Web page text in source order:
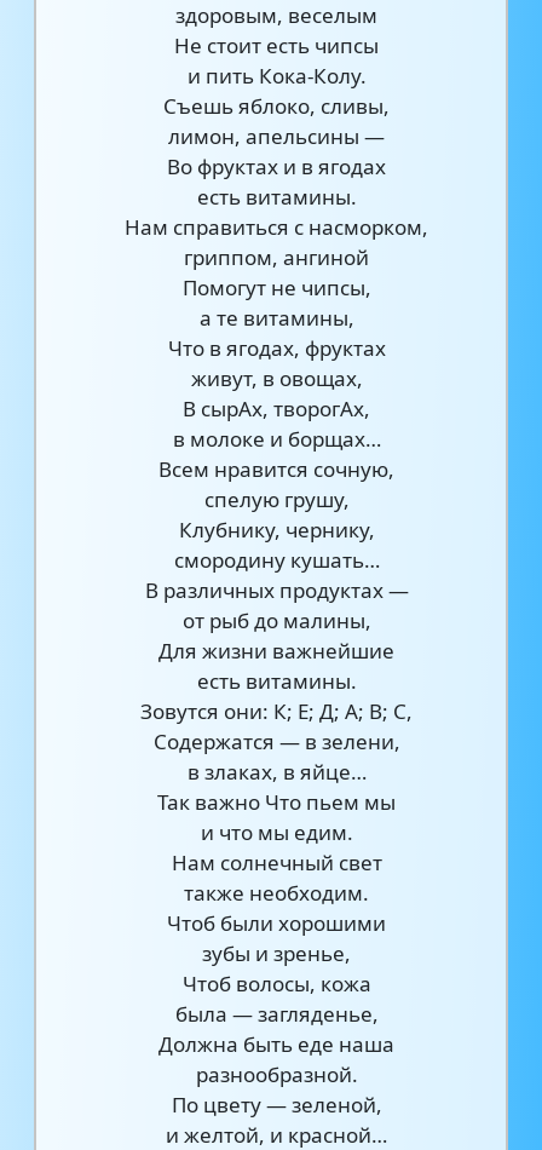
здоровым, веселым
Не стоит есть чипсы
и пить Кока-Колу.
Съешь яблоко, сливы,
лимон, апельсины —
Во фруктах и в ягодах
есть витамины.
Нам справиться с насморком,
гриппом, ангиной
Помогут не чипсы,
а те витамины,
Что в ягодах, фруктах
живут, в овощах,
В сырАх, творогАх,
в молоке и борщах…
Всем нравится сочную,
спелую грушу,
Клубнику, чернику,
смородину кушать…
В различных продуктах —
от рыб до малины,
Для жизни важнейшие
есть витамины.
Зовутся они: К; Е; Д; А; В; С,
Содержатся — в зелени,
в злаках, в яйце…
Так важно Что пьем мы
и что мы едим.
Нам солнечный свет
также необходим.
Чтоб были хорошими
зубы и зренье,
Чтоб волосы, кожа
была — загляденье,
Должна быть еде наша
разнообразной.
По цвету — зеленой,
и желтой, и красной…